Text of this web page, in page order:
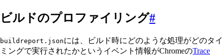
ビルドのプロファイリング#
buildreport.jsonには、ビルド時にどのような処理がどのタイ
ミングで実行されたかというイベント情報がChromeのTrace